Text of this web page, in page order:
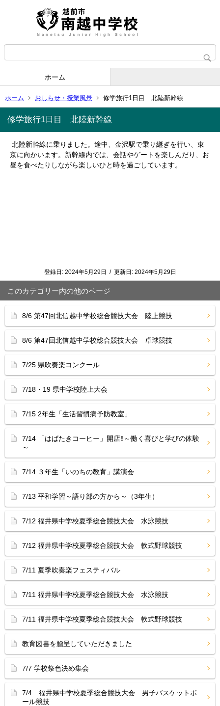
ホーム
ホーム おしらせ・授業風景 修学旅行1日目 北陸新幹線
修学旅行1日目 北陸新幹線
北陸新幹線に乗りました。途中、金沢駅で乗り継ぎを行い、東
京に向かいます。新幹線内では、会話やゲートを楽しんだり、お
昼を食べたりしながら楽しいひと時を過ごしています。
登録日: 2024年5月29日 / 更新日: 2024年5月29日
このカテゴリー内の他のページ
8/6 第47回北信越中学校総合競技大会 陸上競技
8/6 第47回北信越中学校総合競技大会 卓球競技
7/25 県吹奏楽コンクール
7/18・19 県中学校陸上大会
7/15 2年生「生活習慣病予防教室」
7/14 「はばたきコーヒー」開店‼︎～働く喜びと学びの体験
～
7/14 ３年生「いのちの教育」講演会
7/13 平和学習～語り部の方から～（3年生）
7/12 福井県中学校夏季総合競技大会 水泳競技
7/12 福井県中学校夏季総合競技大会 軟式野球競技
7/11 夏季吹奏楽フェスティバル
7/11 福井県中学校夏季総合競技大会 水泳競技
7/11 福井県中学校夏季総合競技大会 軟式野球競技
教育図書を贈呈していただきました
7/7 学校祭色決め集会
7/4 福井県中学校夏季総合競技大会 男子バスケットボ
ール競技